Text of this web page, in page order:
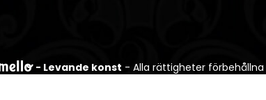
- Levande konst - Alla rättigheter förbehållna